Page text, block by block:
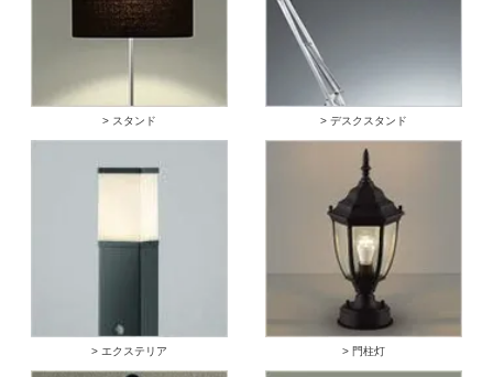
> スタンド > デスクスタンド
> エクステリア > 門柱灯